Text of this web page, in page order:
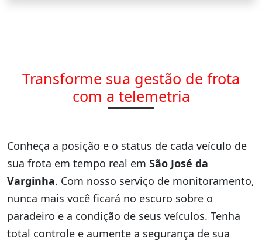
Transforme sua gestão de frota
com a telemetria
Conheça a posição e o status de cada veículo de
sua frota em tempo real em São José da
Varginha. Com nosso serviço de monitoramento,
nunca mais você ficará no escuro sobre o
paradeiro e a condição de seus veículos. Tenha
total controle e aumente a segurança de sua